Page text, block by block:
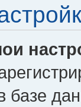
базе